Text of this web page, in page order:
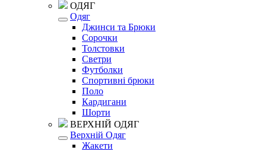
ОДЯГ
Одяг
Джинси та Брюки
Сорочки
Толстовки
Светри
Футболки
Спортивні брюки
Поло
Кардигани
Шорти
ВЕРХНІЙ ОДЯГ
Верхній Одяг
Жакети